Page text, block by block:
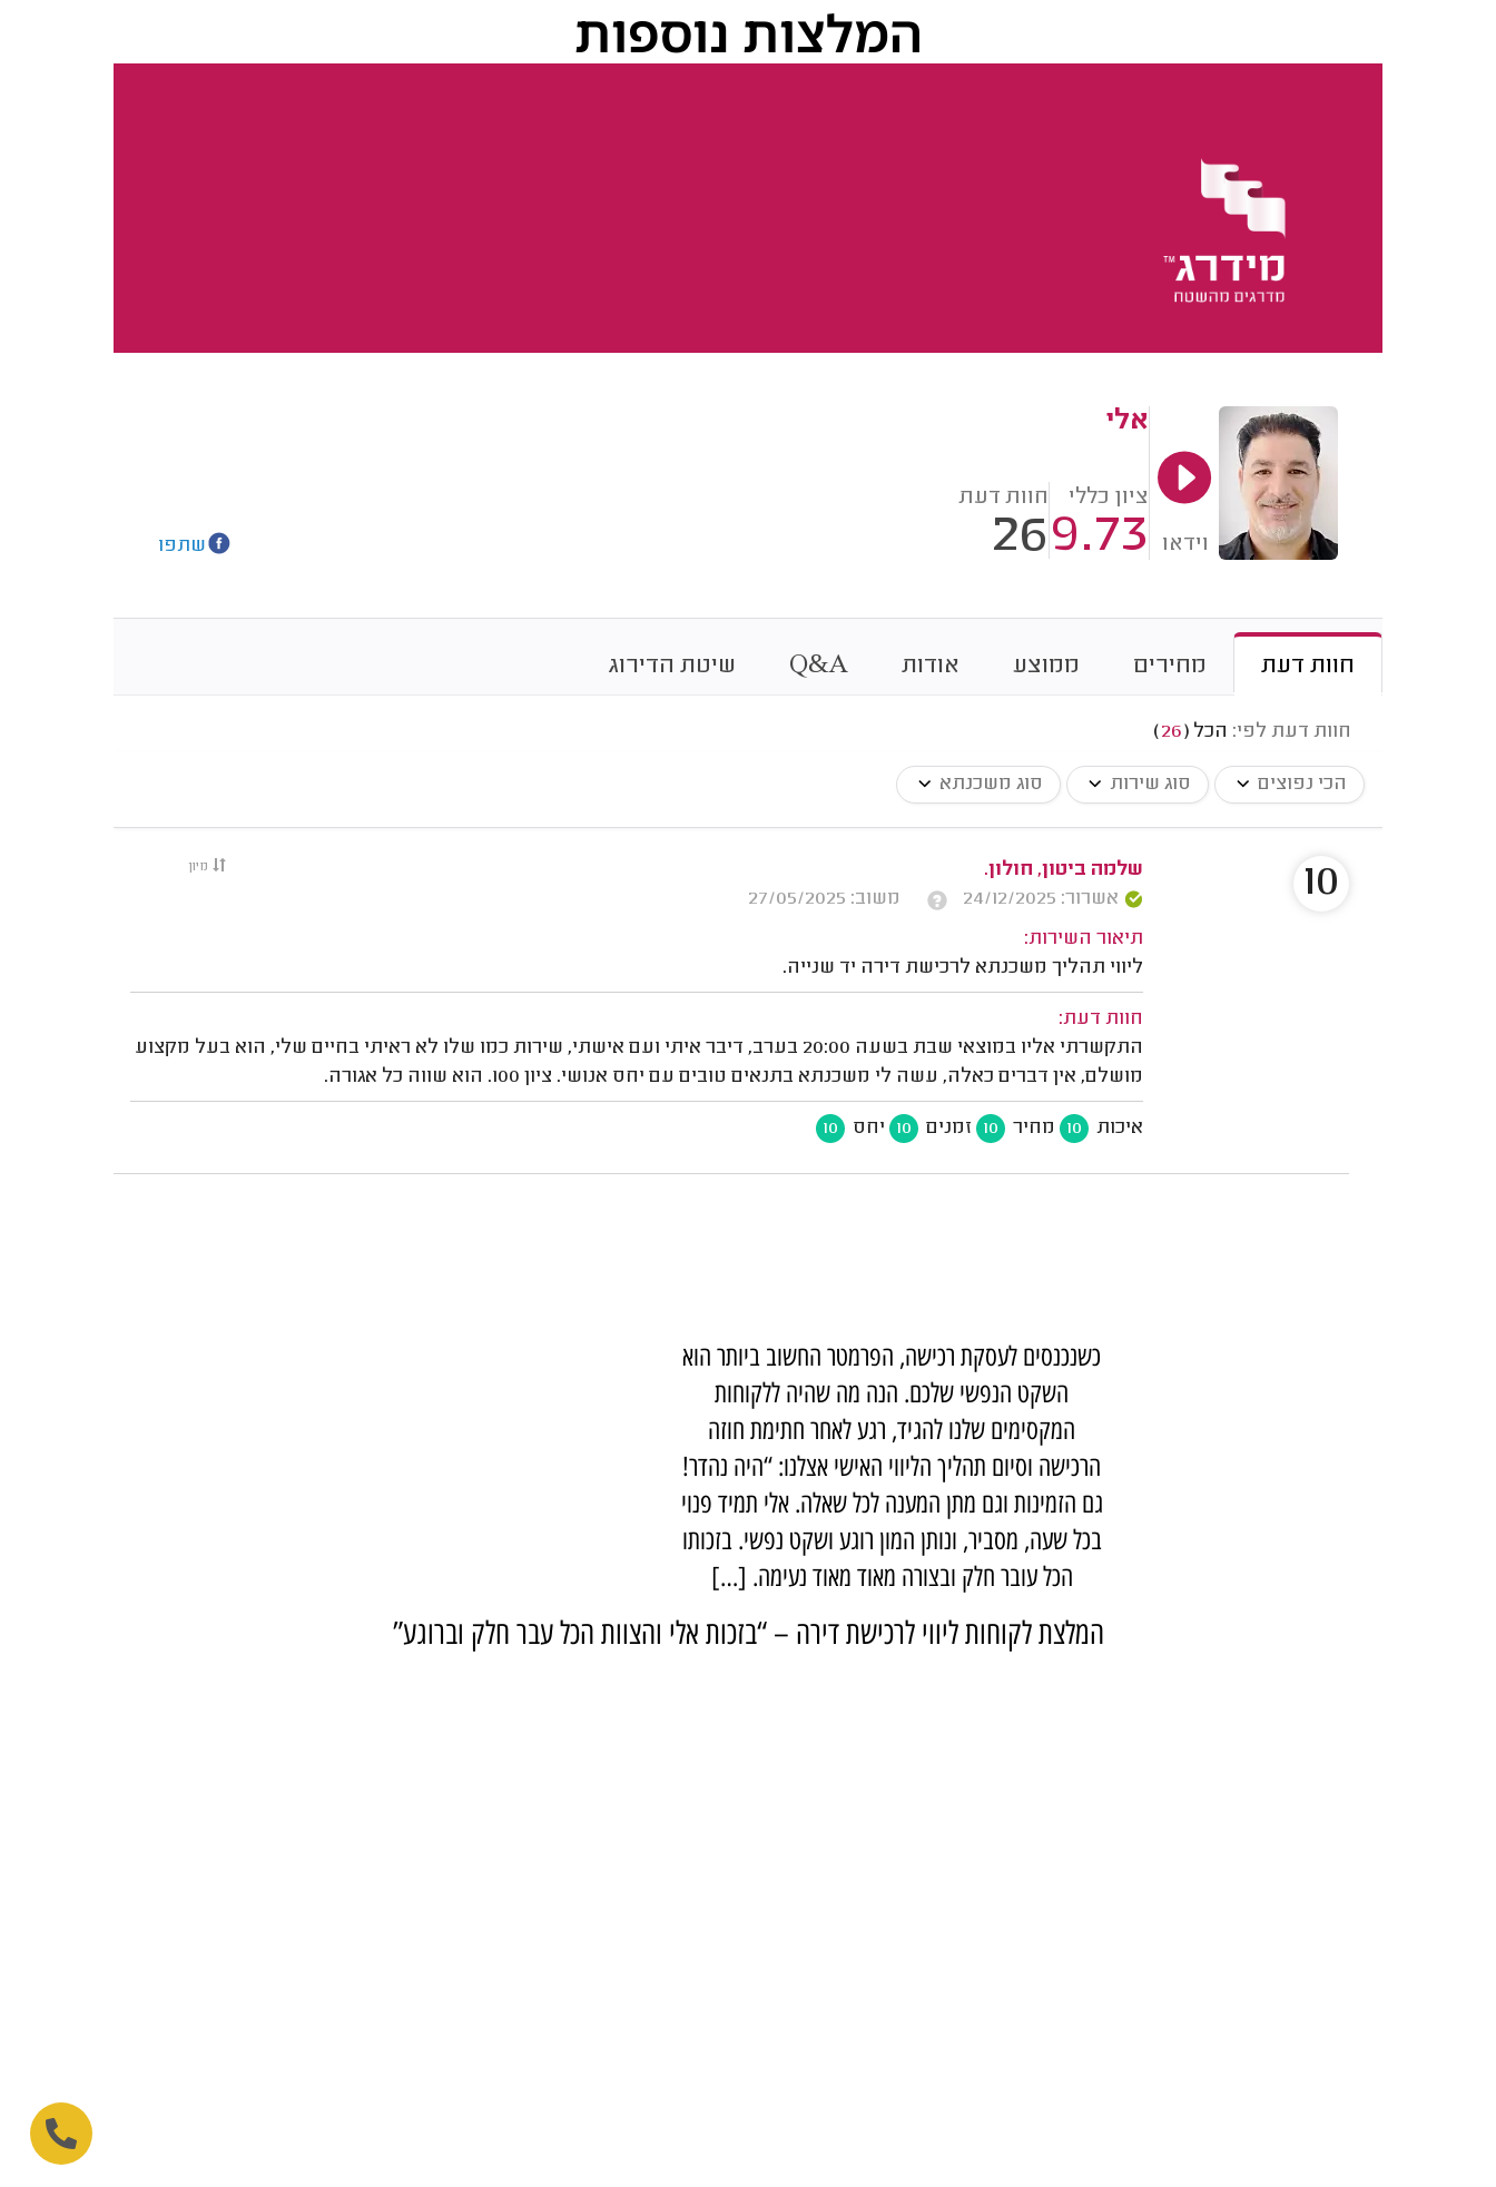
המלצות נוספות
כשנכנסים לעסקת רכישה, הפרמטר החשוב ביותר הוא
השקט הנפשי שלכם. הנה מה שהיה ללקוחות
המקסימים שלנו להגיד, רגע לאחר חתימת חוזה
הרכישה וסיום תהליך הליווי האישי אצלנו: “היה נהדר!
גם הזמינות וגם מתן המענה לכל שאלה. אלי תמיד פנוי
בכל שעה, מסביר, ונותן המון רוגע ושקט נפשי. בזכותו
הכל עובר חלק ובצורה מאוד מאוד נעימה. […]
המלצת לקוחות ליווי לרכישת דירה – “בזכות אלי והצוות הכל עבר חלק וברוגע”